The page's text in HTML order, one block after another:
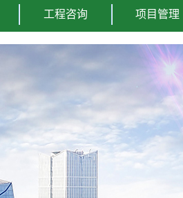
工程咨询 项目管理